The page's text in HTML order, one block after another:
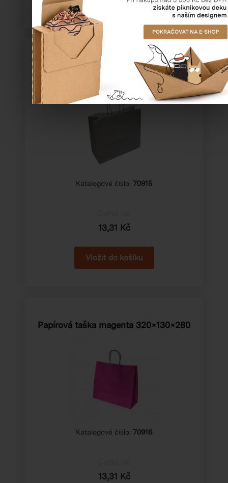
Papírová taška šedá, na šířku
31×13×28
Katalogové číslo: 70915
13,31 Kč
Papírová taška magenta 320×130×280
Katalogové číslo: 70916
13,31 Kč